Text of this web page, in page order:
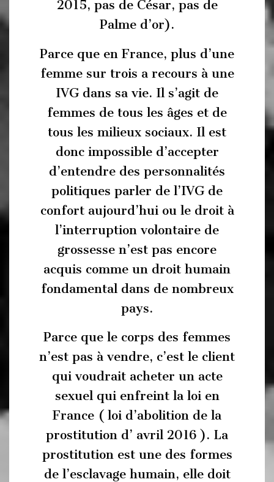
2015, pas de César, pas de
Palme d’or).
Parce que en France, plus d’une
femme sur trois a recours à une
IVG dans sa vie. Il s’agit de
femmes de tous les âges et de
tous les milieux sociaux. Il est
donc impossible d’accepter
d’entendre des personnalités
politiques parler de l’IVG de
confort aujourd’hui ou le droit à
l’interruption volontaire de
grossesse n’est pas encore
acquis comme un droit humain
fondamental dans de nombreux
pays.
Parce que le corps des femmes
n’est pas à vendre, c’est le client
qui voudrait acheter un acte
sexuel qui enfreint la loi en
France ( loi d’abolition de la
prostitution d’ avril 2016 ). La
prostitution est une des formes
de l’esclavage humain, elle doit